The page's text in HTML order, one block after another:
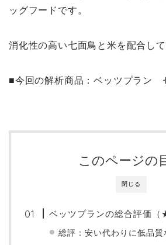
ッグフードです。
消化性の高い七面鳥と米を配合して
■今回の解析商品：ベッツプラン
閉じる
このページの
ベッツプランの総合評価（
総評：安い代わりに低品質